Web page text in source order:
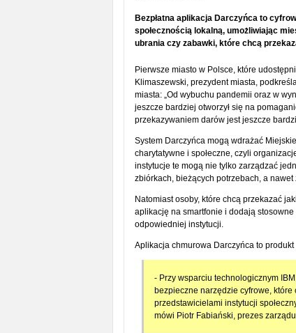
Bezpłatna aplikacja Darczyńca to
społecznością lokalną, umożliwiając
ubrania czy zabawki, które chcą
Pierwsze miasto w Polsce, które
Klimaszewski, prezydent miasta,
miasta: „Od wybuchu pandemii oraz w
jeszcze bardziej otworzył się na
przekazywaniem darów jest jeszcze
System Darczyńca mogą wdrażać
charytatywne i społeczne, czyli
instytucje te mogą nie tylko zarządzać
zbiórkach, bieżących potrzebach, a
Natomiast osoby, które chcą przekazać
aplikację na smartfonie i dodają
odpowiedniej instytucji.
Aplikacja chmurowa Darczyńca to
- Przy wsparciu technologicznym
bezpieczne narzędzie cyfrowe,
przedstawicielami instytucji
mówi Piotr Fabiański, prezes